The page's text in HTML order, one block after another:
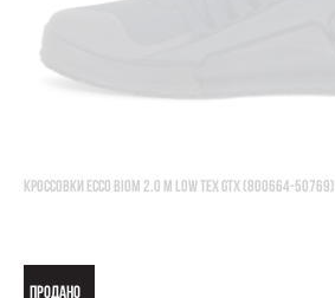
КРОССОВКИ ECCO BIOM 2.0 M LOW TEX GTX (800664-50769)
ПРОДАНО